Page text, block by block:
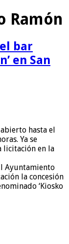
Ramón
bar
en San
hasta el
Ya se
licitación en la
Ayuntamiento
la concesión
‘Kiosko